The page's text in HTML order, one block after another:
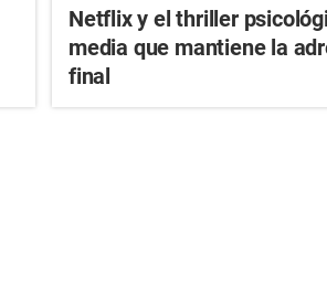
Netflix y el thriller
media que mantiene la
final